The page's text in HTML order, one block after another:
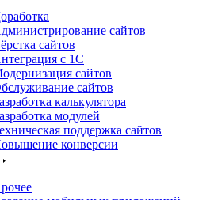
сайтов
сайтов
с 1С
сайтов
сайтов
калькулятора
модулей
поддержка сайтов
конверсии